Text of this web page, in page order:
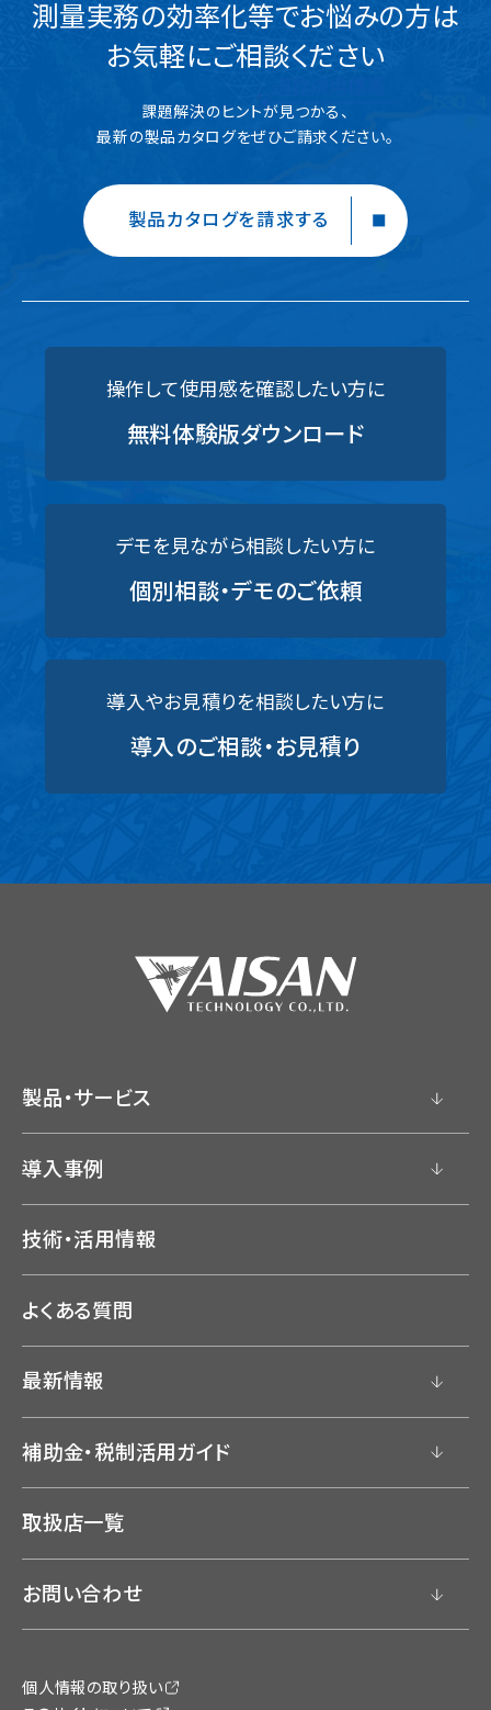
測量実務の効率化等でお悩みの方は
お気軽にご相談ください
課題解決のヒントが見つかる、
最新の製品カタログをぜひご請求ください。
製品カタログを請求する
操作して使用感を確認したい方に
無料体験版ダウンロード
デモを見ながら相談したい方に
個別相談・デモのご依頼
導入やお見積りを相談したい方に
導入のご相談・お見積り
製品・サービス
導入事例
技術・活用情報
よくある質問
最新情報
補助金・税制活用ガイド
取扱店一覧
お問い合わせ
個人情報の取り扱い